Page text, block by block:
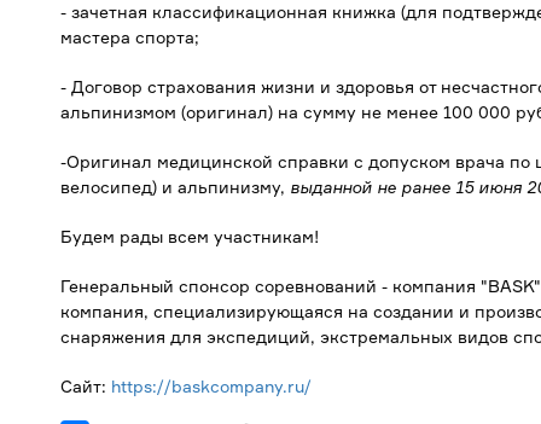
- зачетная классификационная книжка (для
мастера спорта;
- Договор страхования жизни и здоровья от
альпинизмом (оригинал) на сумму не менее 100 000
-Оригинал медицинской справки с допуском врача по
велосипед) и альпинизму, выданной не ранее 15 июня
Будем рады всем участникам!
Генеральный спонсор соревнований - компания
компания, специализирующаяся на создании и
снаряжения для экспедиций, экстремальных видов
Сайт: https://baskcompany.ru/